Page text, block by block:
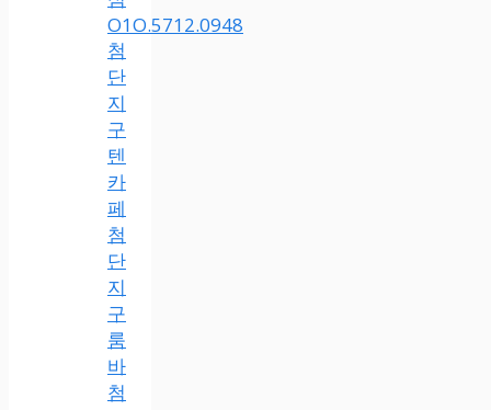
O1O.5712.0948
첨
단
지
구
텐
카
페
첨
단
지
구
룸
바
첨